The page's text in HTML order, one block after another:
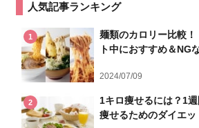
人気記事ランキング
1
麺類のカロリー比較！
ト中におすすめ＆NG
2024/07/09
2
1キロ痩せるには？1
痩せるためのダイエッ